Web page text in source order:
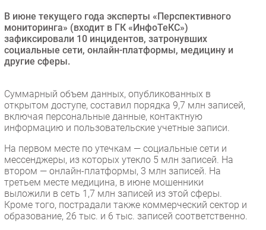
CIO/Управление ИТ
Гаджеты
Здоровье
РАЗДЕЛЫ
Новости
Аналитика
Интервью
Мероприятия
Проекты
IT класс
Тестовый стенд
В июне текущего года эксперты «Перспективного
мониторинга» (входит в ГК «ИнфоТеКС»)
зафиксировали 10 инцидентов, затронувших
социальные сети, онлайн-платформы, медицину и
другие сферы.
Суммарный объем данных, опубликованных в
открытом доступе, составил порядка 9,7 млн записей,
включая персональные данные, контактную
информацию и пользовательские учетные записи.
На первом месте по утечкам — социальные сети и
мессенджеры, из которых утекло 5 млн записей. На
втором — онлайн-платформы, 3 млн записей. На
третьем месте медицина, в июне мошенники
выложили в сеть 1,7 млн записей из этой сферы.
Кроме того, пострадали также коммерческий сектор и
образование, 26 тыс. и 6 тыс. записей соответственно.